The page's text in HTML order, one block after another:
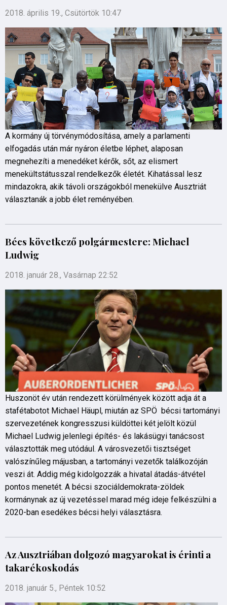
2018. április 19., Csütörtök 10:47
A kormány új törvénymódosítása, amely a parlamenti
elfogadás után már nyáron életbe léphet, alaposan
megnehezíti a menedéket kérők, sőt, az elismert
menekültstátusszal rendelkezők életét. Kihatással lesz
mindazokra, akik távoli országokból menekülve Ausztriát
választanák a jobb élet reményében.
Bécs következő polgármestere: Michael
Ludwig
2018. január 28., Vasárnap 22:52
Huszonöt év után rendezett körülmények között adja át a
stafétabotot Michael Häupl, miután az SPÖ bécsi tartományi
szervezetének kongresszusi küldöttei két jelölt közül
Michael Ludwig jelenlegi építés- és lakásügyi tanácsost
választották meg utódául. A városvezetői tisztséget
valószínűleg májusban, a tartományi vezetők találkozóján
veszi át. Addig még kidolgozzák a hivatal átadás-átvétel
pontos menetét. A bécsi szociáldemokrata-zöldek
kormánynak az új vezetéssel marad még ideje felkészülni a
2020-ban esedékes bécsi helyi választásra.
Az Ausztriában dolgozó magyarokat is érinti a
takarékoskodás
2018. január 5., Péntek 10:52